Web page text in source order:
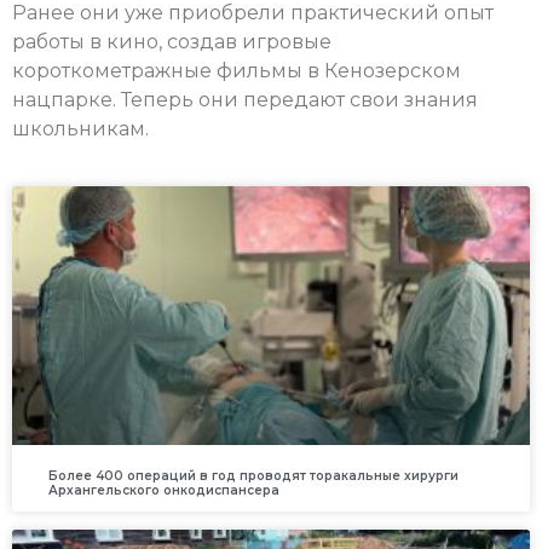
Ранее они уже приобрели практический опыт
работы в кино, создав игровые
короткометражные фильмы в Кенозерском
нацпарке. Теперь они передают свои знания
школьникам.
Более 400 операций в год проводят торакальные хирурги
Архангельского онкодиспансера